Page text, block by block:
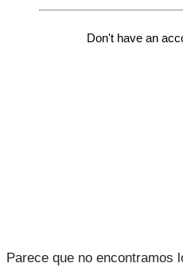
Parece que no encontramos
Don't have an